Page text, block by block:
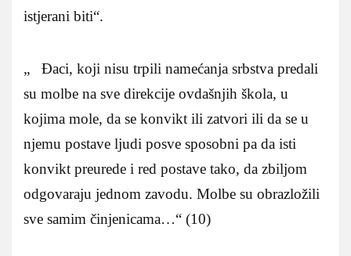
istjerani biti“.
„ Đaci, koji nisu trpili namećanja srbstva predali
su molbe na sve direkcije ovdašnjih škola, u
kojima mole, da se konvikt ili zatvori ili da se u
njemu postave ljudi posve sposobni pa da isti
konvikt preurede i red postave tako, da zbiljom
odgovaraju jednom zavodu. Molbe su obrazložili
sve samim činjenicama…“ (10)